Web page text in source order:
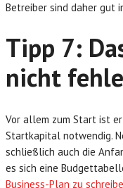
Betreiber sind daher gut
Tipp 7:
nicht
Vor allem zum Start ist
Startkapital notwendig.
schließlich auch die
es sich eine
Business-Plan zu